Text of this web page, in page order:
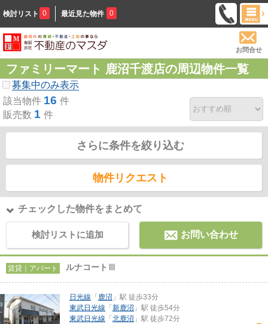
検討リスト 0 最近見た物件 0
お問合せ
ファミリーマート 鹿沼千渡店の周辺物件一覧
募集中のみ表示
該当物件 16 件
販売数 1 件
さらに条件を絞り込む
物件リクエスト
チェックした物件をまとめて
検討リストに追加 お問い合わせ
賃貸｜アパート ルナコートⅢ
日光線 「 鹿沼 」駅 徒歩33分
東武日光線 「 新鹿沼 」駅 徒歩54分
東武日光線 「 北鹿沼 」駅 徒歩72分